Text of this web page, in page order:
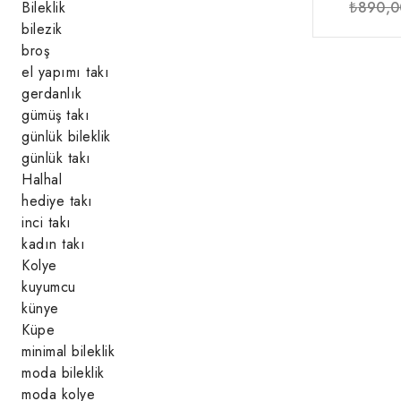
₺
Bileklik
bilezik
broş
el yapımı takı
gerdanlık
gümüş takı
günlük bileklik
günlük takı
Halhal
hediye takı
inci takı
kadın takı
Kolye
kuyumcu
künye
Küpe
minimal bileklik
moda bileklik
moda kolye